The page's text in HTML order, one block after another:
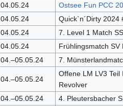
04.05.24
Ostsee Fun PCC
04.05.24
Quick`n´Dirty 2024
04.05.24
7. Level 1 Match
04.05.24
Frühlingsmatch SV
04.–05.05.24
7.
04.–05.05.24
Offene LM LV3
Revolver
04.–05.05.24
4. Pleutersbacher